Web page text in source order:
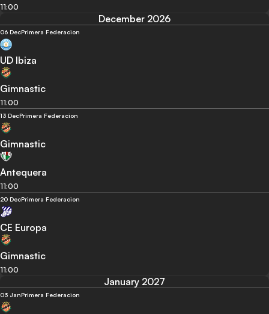
11:00
December 2026
06 DecPrimera Federacion
UD Ibiza
Gimnastic
11:00
13 DecPrimera Federacion
Gimnastic
Antequera
11:00
20 DecPrimera Federacion
CE Europa
Gimnastic
11:00
January 2027
03 JanPrimera Federacion